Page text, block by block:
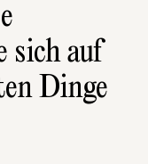
sich auf
Dinge